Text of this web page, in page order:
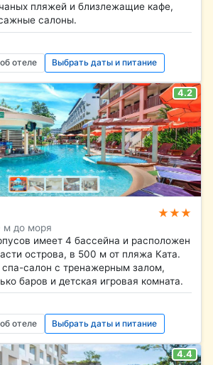
пляжей и близлежащие кафе,
салоны.
отеле Выбрать даты и питание
4.2
★★★
м до моря
имеет 4 бассейна и расположен
острова, в 500 м от пляжа Ката.
спа-салон с тренажерным залом,
баров и детская игровая комната.
отеле Выбрать даты и питание
4.4